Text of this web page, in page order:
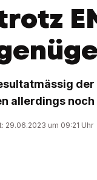
allerdings
29.06.2023 um 09:21 Uhr